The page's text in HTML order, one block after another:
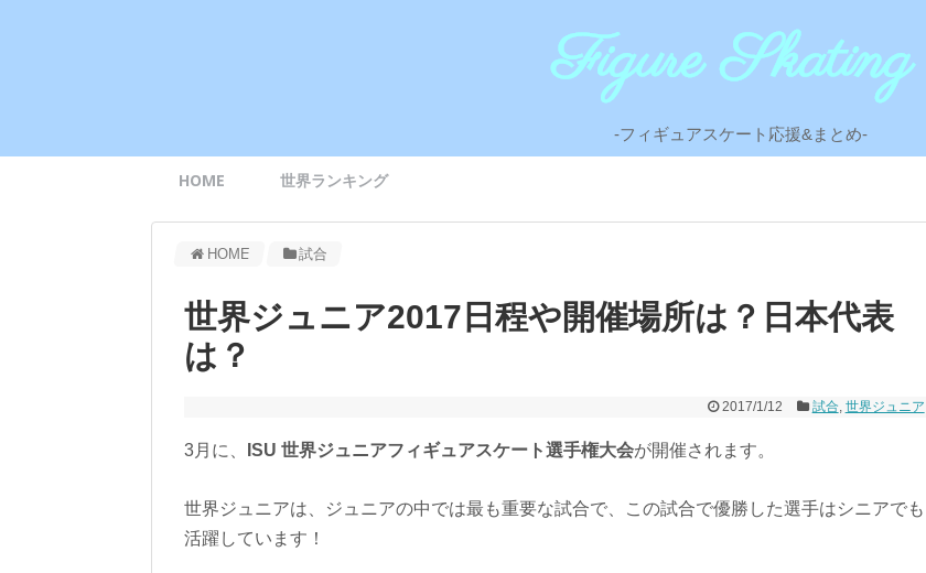
-フィギュアスケート応援&まとめ-
HOME 世界ランキング
HOME 試合
世界ジュニア2017日程や開催場所は？日本代表
は？
2017/1/12 試合, 世界ジュニア
3月に、 ISU 世界ジュニアフィギュアスケート選手権大会が開催されます。
世界ジュニアは、ジュニアの中では最も重要な試合で、この試合で優勝した選手はシニアでも
活躍しています！